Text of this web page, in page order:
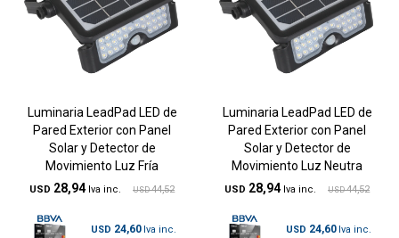
Luminaria LeadPad LED de
Pared Exterior con Panel
Solar y Detector de
Movimiento Luz Fría
USD 28,94 USD 44,52
USD 24,60
Luminaria LeadPad LED de
Pared Exterior con Panel
Solar y Detector de
Movimiento Luz Neutra
USD 28,94 USD 44,52
USD 24,60